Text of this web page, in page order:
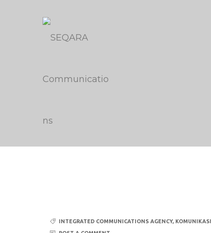
INTEGRATED COMMUNICATIONS AGENCY, KOMUNIKASI